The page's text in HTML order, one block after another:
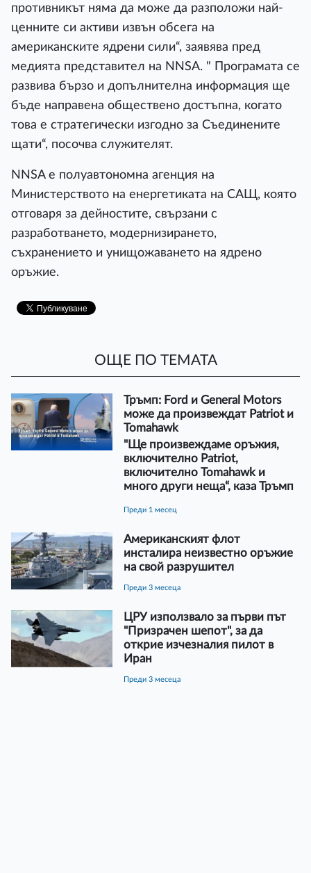
противникът няма да може да разположи най-
ценните си активи извън обсега на
американските ядрени сили“, заявява пред
медията представител на NNSA. " Програмата се
развива бързо и допълнителна информация ще
бъде направена обществено достъпна, когато
това е стратегически изгодно за Съединените
щати“, посочва служителят.
NNSA е полуавтономна агенция на
Министерството на енергетиката на САЩ, която
отговаря за дейностите, свързани с
разработването, модернизирането,
съхранението и унищожаването на ядрено
оръжие.
ОЩЕ ПО ТЕМАТА
Тръмп: Ford и General Motors
може да произвеждат Patriot и
Tomahawk
"Ще произвеждаме оръжия,
включително Patriot,
включително Tomahawk и
много други неща“, каза Тръмп
преди 1 месец
Американският флот
инсталира неизвестно оръжие
на свой разрушител
преди 3 месеца
ЦРУ използвало за първи път
"Призрачен шепот", за да
открие изчезналия пилот в
Иран
преди 3 месеца